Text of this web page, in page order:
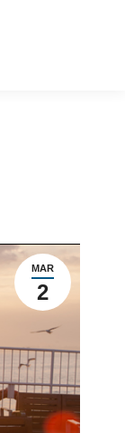
MAR
2